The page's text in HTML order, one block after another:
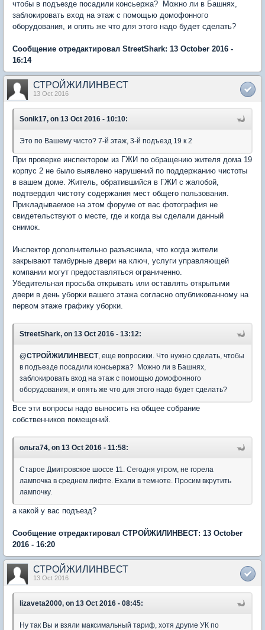
чтобы в подъезде посадили консьержа? Можно ли в Башнях,
заблокировать вход на этаж с помощью домофонного
оборудования, и опять же что для этого надо будет сделать?
Сообщение отредактировал StreetShark: 13 October 2016 -
16:14
СТРОЙЖИЛИНВЕСТ
13 Oct 2016
Sonik17, on 13 Oct 2016 - 10:10:
Это по Вашему чисто? 7-й этаж, 3-й подъезд 19 к 2
При проверке инспектором из ГЖИ по обращению жителя дома 19
корпус 2 не было выявлено нарушений по поддержанию чистоты
в вашем доме. Житель, обратившийся в ГЖИ с жалобой,
подтвердил чистоту содержания мест общего пользования.
Прикладываемое на этом форуме от вас фотография не
свидетельствуют о месте, где и когда вы сделали данный
снимок.
Инспектор дополнительно разъяснила, что когда жители
закрывают тамбурные двери на ключ, услуги управляющей
компании могут предоставляться ограниченно.
Убедительная просьба открывать или оставлять открытыми
двери в день уборки вашего этажа согласно опубликованному на
первом этаже графику уборки.
StreetShark, on 13 Oct 2016 - 13:12:
@СТРОЙЖИЛИНВЕСТ, еще вопросики. Что нужно сделать, чтобы
в подъезде посадили консьержа? Можно ли в Башнях,
заблокировать вход на этаж с помощью домофонного
оборудования, и опять же что для этого надо будет сделать?
Все эти вопросы надо выносить на общее собрание
собственников помещений.
ольга74, on 13 Oct 2016 - 11:58:
Старое Дмитровское шоссе 11. Сегодня утром, не горела
лампочка в среднем лифте. Ехали в темноте. Просим вкрутить
лампочку.
а какой у вас подъезд?
Сообщение отредактировал СТРОЙЖИЛИНВЕСТ: 13 October
2016 - 16:20
СТРОЙЖИЛИНВЕСТ
13 Oct 2016
lizaveta2000, on 13 Oct 2016 - 08:45:
Ну так Вы и взяли максимальный тариф, хотя другие УК по